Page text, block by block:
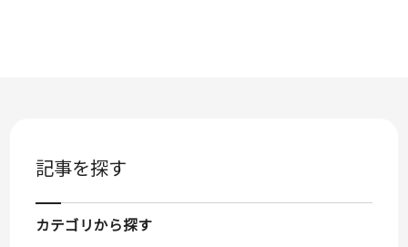
記事を探す
カテゴリから探す